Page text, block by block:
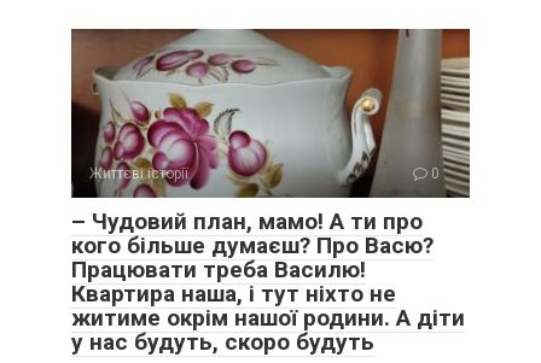
Життєві історії 0
– Чудовий план, мамо! А ти про
кого більше думаєш? Про Васю?
Працювати треба Василю!
Квартира наша, і тут ніхто не
житиме окрім нашої родини. А діти
у нас будуть, скоро будуть